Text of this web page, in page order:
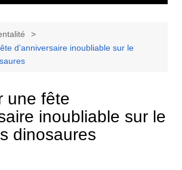
d’anniversaire inoubliable sur le
une fête
inoubliable sur le
dinosaures